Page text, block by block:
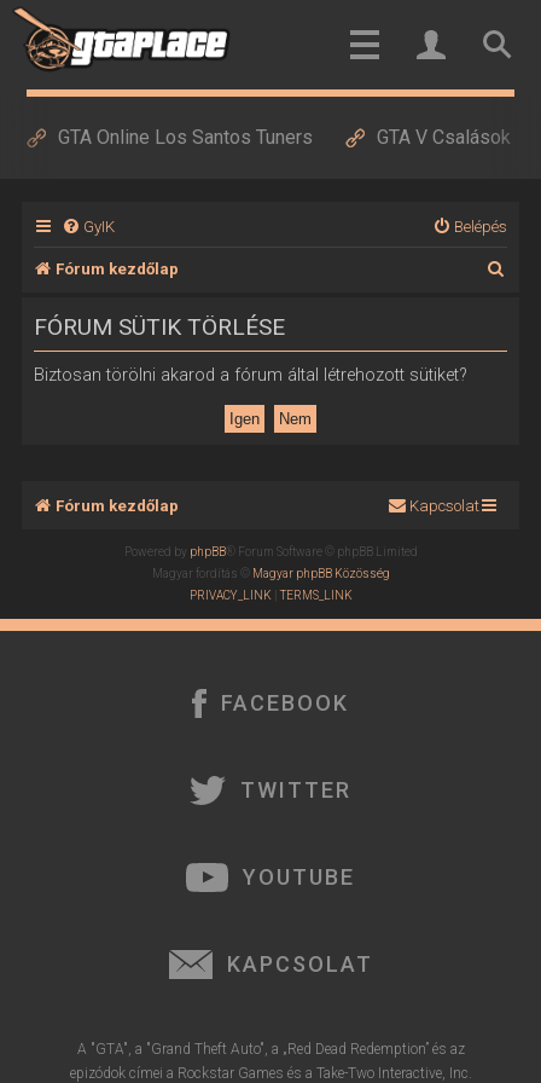
GTA Online Los Santos Tuners GTA V Csalások
GyIK Belépés
Fórum kezdőlap
FÓRUM SÜTIK TÖRLÉSE
Biztosan törölni akarod a fórum által létrehozott sütiket?
Fórum kezdőlap Kapcsolat
Powered by phpBB® Forum Software © phpBB Limited
Magyar fordítás © Magyar phpBB Közösség
PRIVACY_LINK |TERMS_LINK
FACEBOOK
TWITTER
YOUTUBE
KAPCSOLAT
A "GTA", a "Grand Theft Auto", a „Red Dead Redemption” és az
epizódok címei a Rockstar Games és a Take-Two Interactive, Inc.